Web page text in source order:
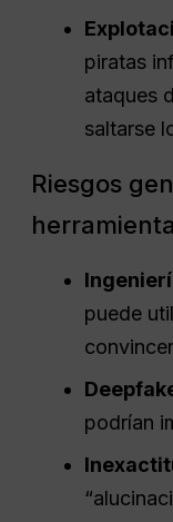
piratas
ataques
saltarse
Riesgos
puede
podrían